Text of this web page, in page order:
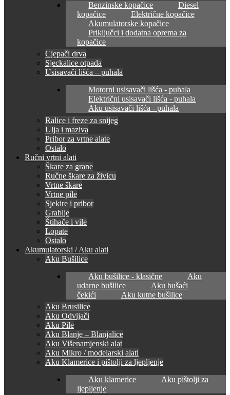
Benzinske kopačice
Diesel
kopačice
Električne kopačice
Akumulatorske kopačice
Priključci i dodatna oprema za
kopačice
Cjepači drva
Sjeckalice otpada
Usisavači lišća – puhala
Motorni usisavači lišća - puhala
Električni usisavači lišća - puhala
Aku usisavači lišća - puhala
Ralice i freze za snijeg
Ulja i maziva
Pribor za vrtne alate
Ostalo
Ručni vrtni alati
Škare za grane
Ručne škare za živicu
Vrtne škare
Vrtne pile
Sjekire i pribor
Grablje
Štihače i vile
Lopate
Ostalo
Akumulatorski / Aku alati
Aku Bušilice
Aku bušilice - klasične
Aku
udarne bušilice
Aku bušaći
čekići
Aku kutne bušilice
Aku Brusilice
Aku Odvijači
Aku Pile
Aku Blanje – Blanjalice
Aku Višenamjenski alat
Aku Mikro / modelarski alati
Aku Klamerice i pištolji za ljepljenje
Aku klamerice
Aku pištolji za
ljepljenje